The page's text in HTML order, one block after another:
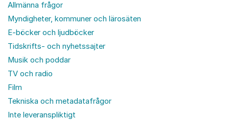
Allmänna frågor
Myndigheter, kommuner och lärosäten
E-böcker och ljudböcker
Tidskrifts- och nyhetssajter
Musik och poddar
TV och radio
Film
Tekniska och metadatafrågor
Inte leveranspliktigt